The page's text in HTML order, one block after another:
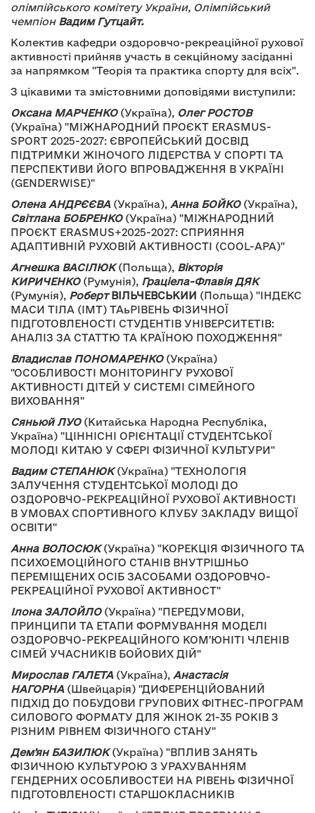
олімпійського комітету України, Олімпійський
чемпіон Вадим Гутцайт.
Колектив кафедри оздоровчо-рекреаційної рухової
активності прийняв участь в секційному засіданні
за напрямком "Теорія та практика спорту для всіх".
З цікавими та змістовними доповідями виступили:
Оксана МАРЧЕНКО(Україна), Олег РОСТОВ
(Україна) "МІЖНАРОДНИЙ ПРОЄКТ ERASMUS-
SPORT 2025-2027: ЄВРОПЕЙСЬКИЙ ДОСВІД
ПІДТРИМКИ ЖІНОЧОГО ЛІДЕРСТВА У СПОРТІ ТА
ПЕРСПЕКТИВИ ЙОГО ВПРОВАДЖЕННЯ В УКРАЇНІ
(GENDERWISE)"
Олена АНДРЄЄВА (Україна), Анна БОЙКО (Україна),
Світлана БОБРЕНКО(Україна) "МІЖНАРОДНИЙ
ПРОЄКТ ERASMUS+2025-2027: СПРИЯННЯ
АДАПТИВНІЙ РУХОВІЙ АКТИВНОСТІ (COOL-APA)"
Агнешка ВАСІЛЮК(Польща), Вікторія
КИРИЧЕНКО (Румунія), Граціела-Флавія ДЯК
(Румунія), РобертВІЛЬЧЕВСЬКИИ (Польща) "ІНДЕКС
МАСИ ТІЛА (ІМТ) ТАьРІВЕНЬ ФІЗИЧНОЇ
ПІДГОТОВЛЕНОСТІ СТУДЕНТІВ УНІВЕРСИТЕТІВ:
АНАЛІЗ ЗА СТАТТЮ ТА КРАЇНОЮ ПОХОДЖЕННЯ"
Владислав ПОНОМАРЕНКО(Україна)
"ОСОБЛИВОСТІ МОНІТОРИНГУ РУХОВОЇ
АКТИВНОСТІ ДІТЕЙ У СИСТЕМІ СІМЕЙНОГО
ВИХОВАННЯ"
Сяньюй ЛУО(Китайська Народна Республіка,
Україна) "ЦІННІСНІ ОРІЄНТАЦІЇ СТУДЕНТСЬКОЇ
МОЛОДІ КИТАЮ У СФЕРІ ФІЗИЧНОЇ КУЛЬТУРИ"
Вадим СТЕПАНЮК(Україна) "ТЕХНОЛОГІЯ
ЗАЛУЧЕННЯ СТУДЕНТСЬКОЇ МОЛОДІ ДО
ОЗДОРОВЧО-РЕКРЕАЦІЙНОЇ РУХОВОЇ АКТИВНОСТІ
В УМОВАХ СПОРТИВНОГО КЛУБУ ЗАКЛАДУ ВИЩОЇ
ОСВІТИ"
Анна ВОЛОСЮК(Україна) "КОРЕКЦІЯ ФІЗИЧНОГО ТА
ПСИХОЕМОЦІЙНОГО СТАНІВ ВНУТРІШНЬО
ПЕРЕМІЩЕНИХ ОСІБ ЗАСОБАМИ ОЗДОРОВЧО-
РЕКРЕАЦІЙНОЇ РУХОВОЇ АКТИВНОСТ"
Ілона ЗАЛОЙЛО(Україна) "ПЕРЕДУМОВИ,
ПРИНЦИПИ ТА ЕТАПИ ФОРМУВАННЯ МОДЕЛІ
ОЗДОРОВЧО-РЕКРЕАЦІЙНОГО КОМʼЮНІТІ ЧЛЕНІВ
СІМЕЙ УЧАСНИКІВ БОЙОВИХ ДІЙ"
Мирослав ГАЛЕТА (Україна), Анастасія
НАГОРНА (Швейцарія) "ДИФЕРЕНЦІЙОВАНИЙ
ПІДХІД ДО ПОБУДОВИ ГРУПОВИХ ФІТНЕС-ПРОГРАМ
СИЛОВОГО ФОРМАТУ ДЛЯ ЖІНОК 21-35 РОКІВ З
РІЗНИМ РІВНЕМ ФІЗИЧНОГО СТАНУ"
Демʼян БАЗИЛЮК(Україна) "ВПЛИВ ЗАНЯТЬ
ФІЗИЧНОЮ КУЛЬТУРОЮ З УРАХУВАННЯМ
ГЕНДЕРНИХ ОСОБЛИВОСТЕИ НА РІВЕНЬ ФІЗИЧНОЇ
ПІДГОТОВЛЕНОСТІ СТАРШОКЛАСНИКІВ